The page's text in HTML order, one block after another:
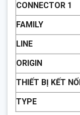
CONNECTOR 1
FAMILY
LINE
ORIGIN
THIẾT BỊ KẾT NỐI
TYPE